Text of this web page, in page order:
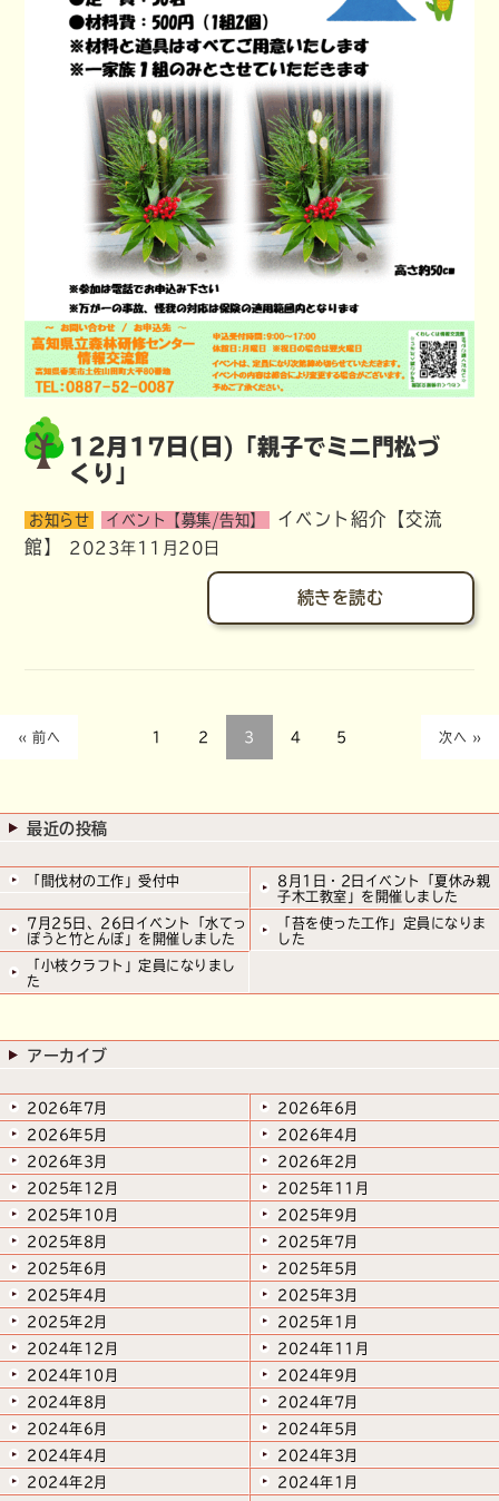
12月17日(日)「親子でミニ門松づ
くり」
お知らせ イベント【募集/告知】
イベント紹介【交流
館】
2023年11月20日
続きを読む
« 前へ 1 2 3 4 5 次へ »
最近の投稿
「間伐材の工作」受付中
8月1日・2日イベント「夏休み親
子木工教室」を開催しました
7月25日、26日イベント「水てっ
ぽうと竹とんぼ」を開催しました
「苔を使った工作」定員になりま
した
「小枝クラフト」定員になりまし
た
アーカイブ
2026年7月
2026年6月
2026年5月
2026年4月
2026年3月
2026年2月
2025年12月
2025年11月
2025年10月
2025年9月
2025年8月
2025年7月
2025年6月
2025年5月
2025年4月
2025年3月
2025年2月
2025年1月
2024年12月
2024年11月
2024年10月
2024年9月
2024年8月
2024年7月
2024年6月
2024年5月
2024年4月
2024年3月
2024年2月
2024年1月